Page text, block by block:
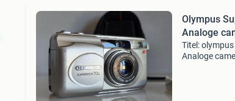
Olympus
Analoge
Titel:
Analoge